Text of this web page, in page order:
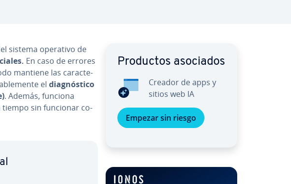
sistema operativo de
En caso de errores
mantiene las ca­ra­c­te­
el dia­g­nó­s­ti­co
. Además, funciona
tiempo sin funcionar co­
Productos asociados
Creador de apps y
sitios web IA
Empezar sin riesgo